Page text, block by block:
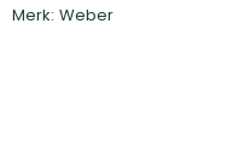
Merk: Weber